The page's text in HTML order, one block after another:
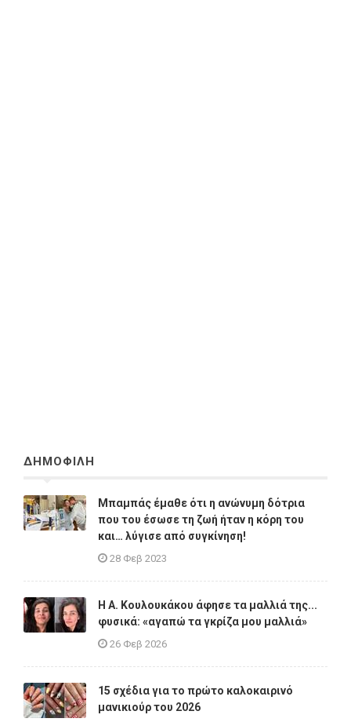
ΔΗΜΟΦΙΛΗ
Μπαμπάς έμαθε ότι η ανώνυμη δότρια
που του έσωσε τη ζωή ήταν η κόρη του
και… λύγισε από συγκίνηση!
28 Φεβ 2023
Η A. Κουλουκάκου άφησε τα μαλλιά της...
φυσικά: «αγαπώ τα γκρίζα μου μαλλιά»
26 Φεβ 2026
15 σχέδια για το πρώτο καλοκαιρινό
μανικιούρ του 2026